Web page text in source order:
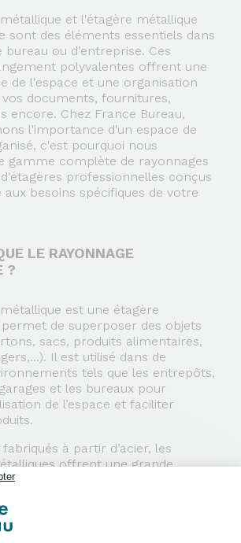
et l'étagère métallique
sont des éléments essentiels dans
bureau ou d'entreprise. Ces
polyvalentes offrent une
de l'espace et une organisation
documents, fournitures,
encore. Chez France Bureau,
l'importance d'un espace de
c'est pourquoi nous
gamme complète de rayonnages
professionnelles conçus
besoins spécifiques de votre
LE RAYONNAGE
?
est une étagère
de superposer des objets
sacs, produits alimentaires,
Il est utilisé dans de
tels que les entrepôts,
et les bureaux pour
de l’espace et faciliter
à partir d’acier, les
offrent une grande
et stabilité. Ils peuvent être
ou tubulaires... pour répondre à